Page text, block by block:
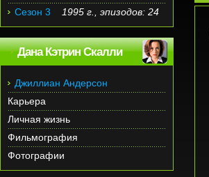
Сезон 3
1995 г., эпизодов: 24
Дана Кэтрин Скалли
Джиллиан Андерсон
Карьера
Личная жизнь
Фильмография
Фотографии